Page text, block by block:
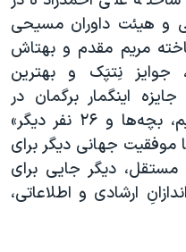
و هیئت داوران مسیحی
مریم مقدم و بهتاش
جوایز نِتپَک و بهترین
اینگمار برگمان در
فستیوال گوتنبرگ به «من، مریم، بچه‌ها و ۲۶ نفر دیگر»
جهانی دیگر برای
دیگر جایی برای
ارشادی و اطلاعاتی،